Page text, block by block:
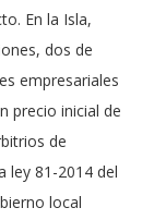
En la Isla,
dos de
empresariales
precio inicial de
de
ley 81-2014 del
local